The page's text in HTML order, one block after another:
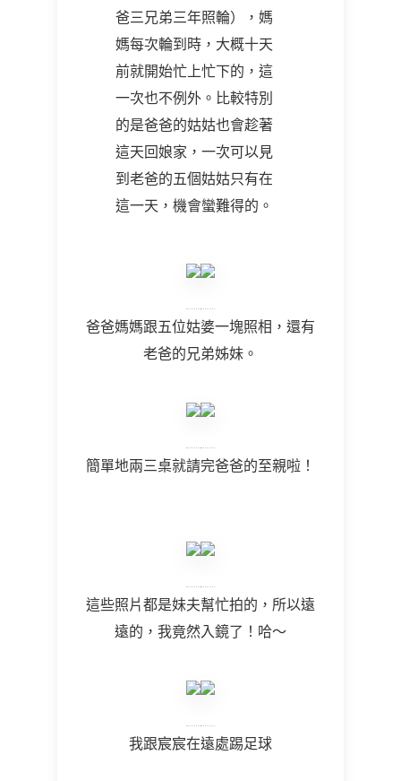
爸三兄弟三年照輪），媽
媽每次輪到時，大概十天
前就開始忙上忙下的，這
一次也不例外。比較特別
的是爸爸的姑姑也會趁著
這天回娘家，一次可以見
到老爸的五個姑姑只有在
這一天，機會蠻難得的。
爸爸媽媽跟五位姑婆一塊照相，還有
老爸的兄弟姊妹。
簡單地兩三桌就請完爸爸的至親啦！
這些照片都是妹夫幫忙拍的，所以遠
遠的，我竟然入鏡了！哈～
我跟宸宸在遠處踢足球